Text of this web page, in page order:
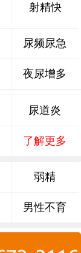
射精快
尿频尿急
夜尿增多
尿道炎
了解更多
弱精
男性不育